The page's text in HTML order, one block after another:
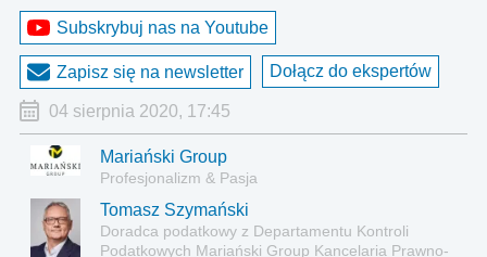
Subskrybuj nas na Youtube
Zapisz się na newsletter Dołącz do ekspertów
04 sierpnia 2020, 17:45
Mariański Group
Profesjonalizm & Pasja
Tomasz Szymański
Doradca podatkowy z Departamentu Kontroli
Podatkowych Mariański Group Kancelaria Prawno-